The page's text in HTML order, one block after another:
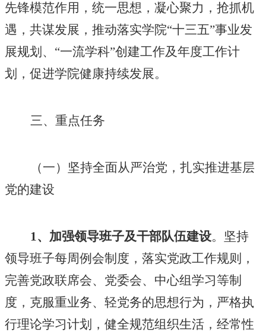
先锋模范作用，统一思想，凝心聚力，抢抓机
遇，共谋发展，推动落实学院“十三五”事业发
展规划、“一流学科”创建工作及年度工作计
划，促进学院健康持续发展。
三、重点任务
（一）坚持全面从严治党，扎实推进基层
党的建设
1、加强领导班子及干部队伍建设。坚持
领导班子每周例会制度，落实党政工作规则，
完善党政联席会、党委会、中心组学习等制
度，克服重业务、轻党务的思想行为，严格执
行理论学习计划，健全规范组织生活，经常性